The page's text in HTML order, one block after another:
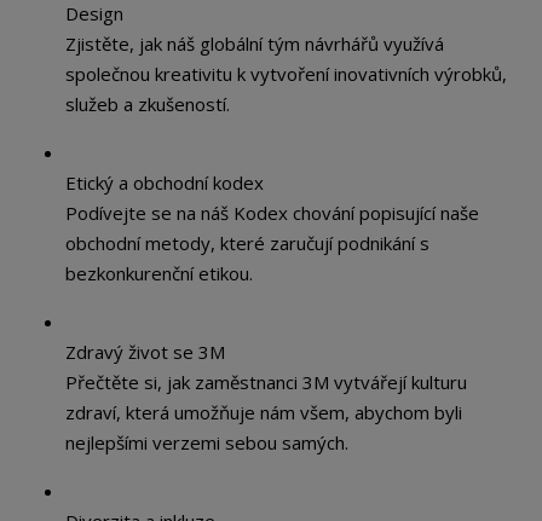
Design
Zjistěte, jak náš globální tým návrhářů využívá
společnou kreativitu k vytvoření inovativních výrobků,
služeb a zkušeností.
Etický a obchodní kodex
Podívejte se na náš Kodex chování popisující naše
obchodní metody, které zaručují podnikání s
bezkonkurenční etikou.
Zdravý život se 3M
Přečtěte si, jak zaměstnanci 3M vytvářejí kulturu
zdraví, která umožňuje nám všem, abychom byli
nejlepšími verzemi sebou samých.